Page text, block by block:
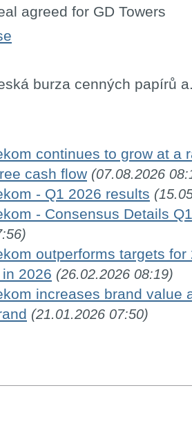
agreed for GD Towers
burza cenných papírů
continues to grow at a
cash flow (07.08.2026
- Q1 2026 results
- Consensus Details
outperforms targets
2026 (26.02.2026 08:19)
increases brand value
(21.01.2026 07:50)